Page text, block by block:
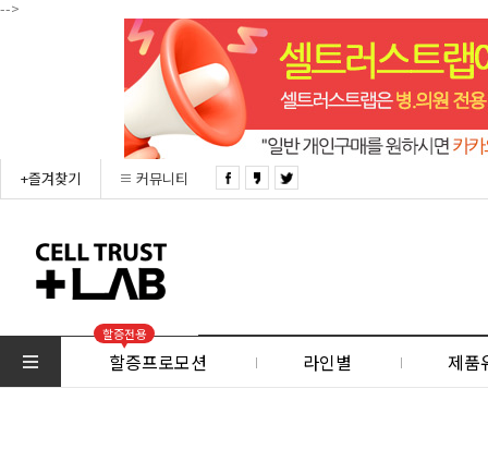
-->
+즐겨찾기 커뮤니티
할증전용
할증프로모션 라인별 제품